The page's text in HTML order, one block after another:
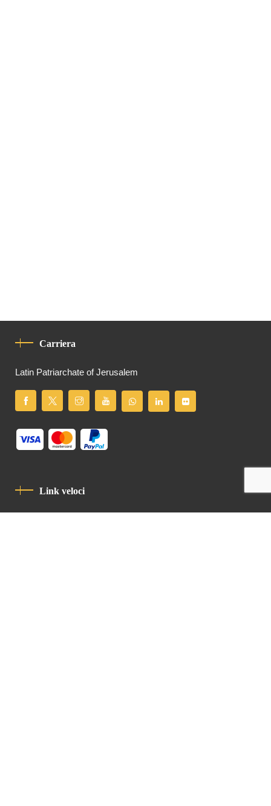
Carriera
Latin Patriarchate of Jerusalem
Link veloci